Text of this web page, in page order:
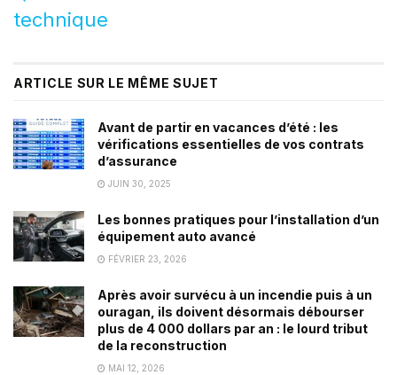
technique
ARTICLE SUR LE MÊME SUJET
Avant de partir en vacances d’été : les
vérifications essentielles de vos contrats
d’assurance
JUIN 30, 2025
Les bonnes pratiques pour l’installation d’un
équipement auto avancé
FÉVRIER 23, 2026
Après avoir survécu à un incendie puis à un
ouragan, ils doivent désormais débourser
plus de 4 000 dollars par an : le lourd tribut
de la reconstruction
MAI 12, 2026